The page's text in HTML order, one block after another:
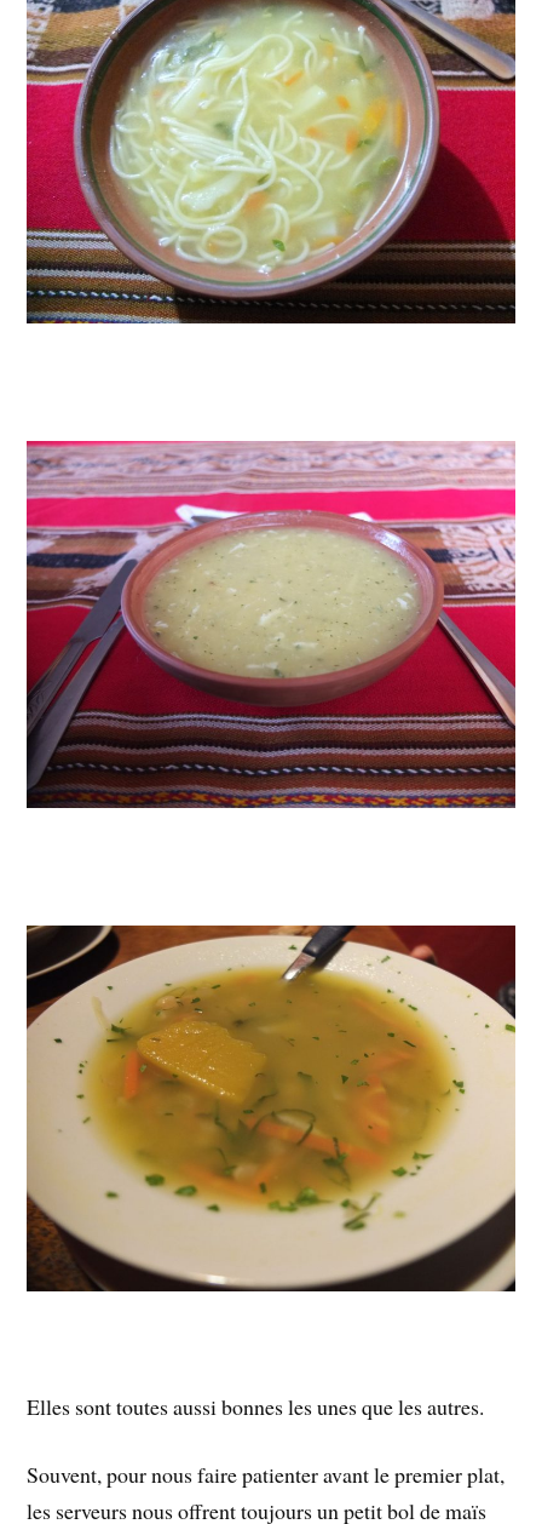
Elles sont toutes aussi bonnes les unes que les autres.
Souvent, pour nous faire patienter avant le premier plat,
les serveurs nous offrent toujours un petit bol de maïs